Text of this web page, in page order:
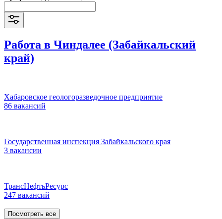
Работа в Чиндалее (Забайкальский
край)
Хабаровское геологоразведочное предприятие
86 вакансий
Государственная инспекция Забайкальского края
3 вакансии
ТрансНефтьРесурс
247 вакансий
Посмотреть все